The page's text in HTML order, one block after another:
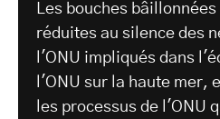
Les bouches
réduites au silence des
l'ONU impliqués dans
l'ONU sur la haute mer,
les processus de l'ONU